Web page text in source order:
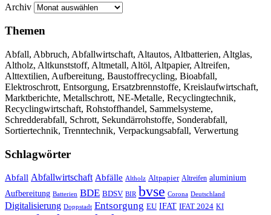
Archiv
Themen
Abfall, Abbruch, Abfallwirtschaft, Altautos, Altbatterien, Altglas,
Altholz, Altkunststoff, Altmetall, Altöl, Altpapier, Altreifen,
Alttextilien, Aufbereitung, Baustoffrecycling, Bioabfall,
Elektroschrott, Entsorgung, Ersatzbrennstoffe, Kreislaufwirtschaft,
Marktberichte, Metallschrott, NE-Metalle, Recyclingtechnik,
Recyclingwirtschaft, Rohstoffhandel, Sammelsysteme,
Schredderabfall, Schrott, Sekundärrohstoffe, Sonderabfall,
Sortiertechnik, Trenntechnik, Verpackungsabfall, Verwertung
Schlagwörter
Abfall Abfallwirtschaft Abfälle Altholz Altpapier Altreifen aluminium
Aufbereitung Batterien BDE BDSV BIR bvse Corona Deutschland
Digitalisierung Doppstadt Entsorgung EU IFAT IFAT 2024 KI